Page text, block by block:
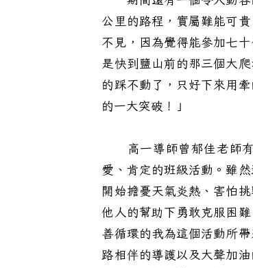
公里的路程，實屬難能可
不見，因為覺得能參加七
是快到鹽山前的那三個大
的踩不動了，只好下來用
的一大突破！」
高一導師曾郁佳老師有
愛、肯定的班級活動。雖
開始擔憂天氣炎熱、害怕
他人的幫助下勇敢克服困
善循環的我為這個活動所
路相伴的導護以及大聲加